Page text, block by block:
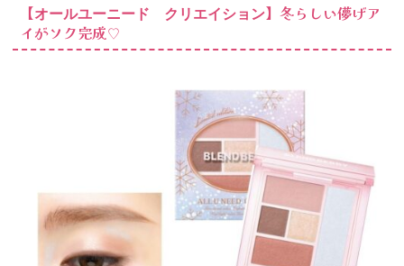
【オールユーニード クリエイション】冬らしい儚げア
イがソク完成♡